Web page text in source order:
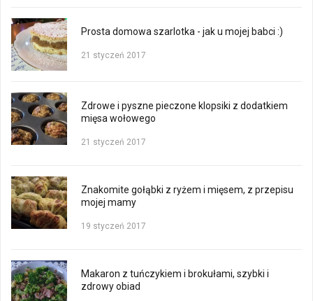
Prosta domowa szarlotka - jak u mojej babci :)
21 styczeń 2017
Zdrowe i pyszne pieczone klopsiki z dodatkiem
mięsa wołowego
21 styczeń 2017
Znakomite gołąbki z ryżem i mięsem, z przepisu
mojej mamy
19 styczeń 2017
Makaron z tuńczykiem i brokułami, szybki i
zdrowy obiad